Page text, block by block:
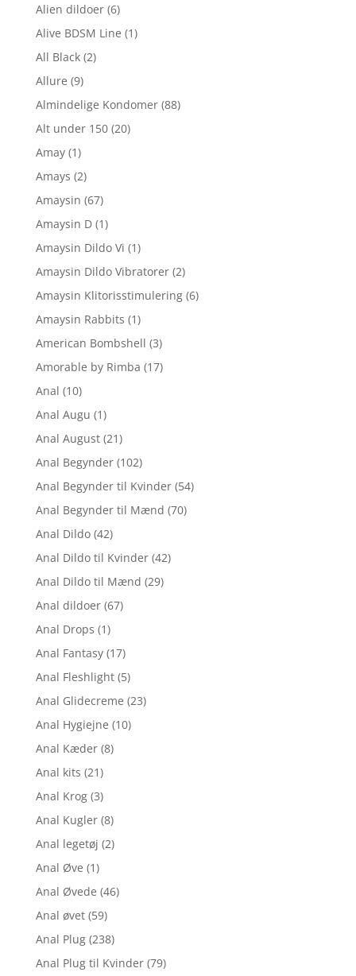
Alien dildoer (6)
Alive BDSM Line (1)
All Black (2)
Allure (9)
Almindelige Kondomer (88)
Alt under 150 (20)
Amay (1)
Amays (2)
Amaysin (67)
Amaysin D (1)
Amaysin Dildo Vi (1)
Amaysin Dildo Vibratorer (2)
Amaysin Klitorisstimulering (6)
Amaysin Rabbits (1)
American Bombshell (3)
Amorable by Rimba (17)
Anal (10)
Anal Augu (1)
Anal August (21)
Anal Begynder (102)
Anal Begynder til Kvinder (54)
Anal Begynder til Mænd (70)
Anal Dildo (42)
Anal Dildo til Kvinder (42)
Anal Dildo til Mænd (29)
Anal dildoer (67)
Anal Drops (1)
Anal Fantasy (17)
Anal Fleshlight (5)
Anal Glidecreme (23)
Anal Hygiejne (10)
Anal Kæder (8)
Anal kits (21)
Anal Krog (3)
Anal Kugler (8)
Anal legetøj (2)
Anal Øve (1)
Anal Øvede (46)
Anal øvet (59)
Anal Plug (238)
Anal Plug til Kvinder (79)